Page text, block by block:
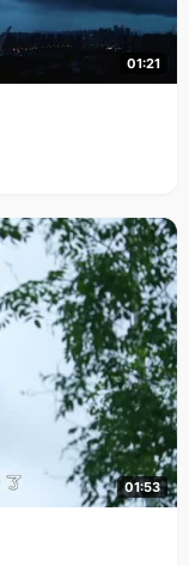
01:21
01:53